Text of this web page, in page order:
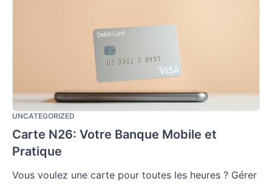
UNCATEGORIZED
Carte N26: Votre Banque Mobile et
Pratique
Vous voulez une carte pour toutes les heures ? Gérer